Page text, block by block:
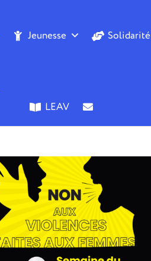
Jeunesse Solidarité
LEAV